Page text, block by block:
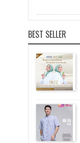
BEST SELLER